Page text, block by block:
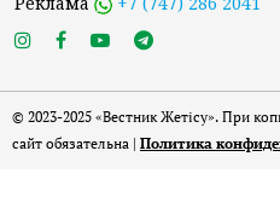
© 2023-2025 «Вестник Жетісу». При
сайт обязательна | Политика